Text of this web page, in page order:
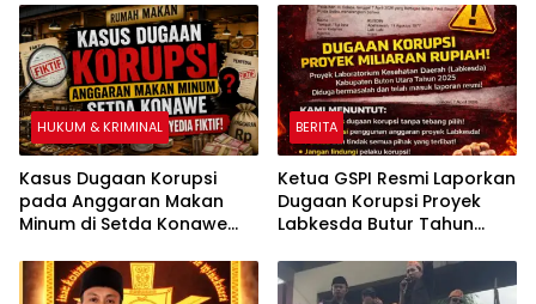
Prajurit
HUKUM & KRIMINAL
Kasus Dugaan Korupsi
pada Anggaran Makan
Minum di Setda Konawe
Dugaan Penyedia Fiktif
BERITA
Ketua GSPI Resmi Laporkan
Dugaan Korupsi Proyek
Labkesda Butur Tahun